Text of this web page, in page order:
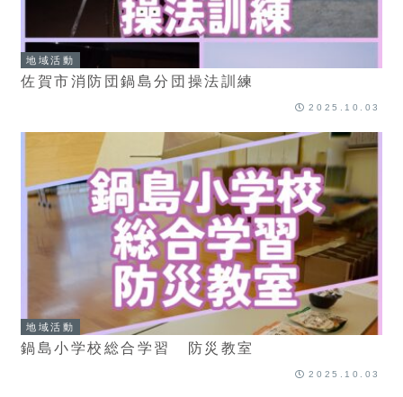
地域活動
佐賀市消防団鍋島分団操法訓練
2025.10.03
地域活動
鍋島小学校総合学習 防災教室
2025.10.03